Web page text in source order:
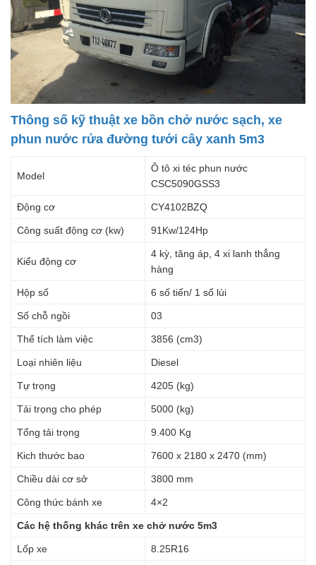
Thông số kỹ thuật xe bồn chở nước sạch, xe
phun nước rửa đường tưới cây xanh 5m3
Model
Ô tô xi téc phun nước
CSC5090GSS3
Động cơ CY4102BZQ
Công suất động cơ (kw) 91Kw/124Hp
Kiểu động cơ
4 kỳ, tăng áp, 4 xi lanh thẳng
hàng
Hộp số 6 số tiến/ 1 số lùi
Số chỗ ngồi 03
Thể tích làm việc 3856 (cm3)
Loại nhiên liệu Diesel
Tự trọng 4205 (kg)
Tải trọng cho phép 5000 (kg)
Tổng tải trọng 9.400 Kg
Kich thước bao 7600 x 2180 x 2470 (mm)
Chiều dài cơ sở 3800 mm
Công thức bánh xe 4×2
Các hệ thống khác trên xe chở nước 5m3
Lốp xe 8.25R16